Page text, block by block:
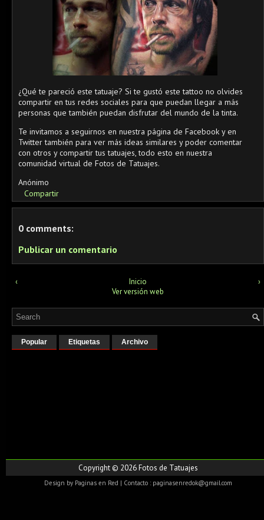
¿Qué te pareció este tatuaje? Si te gustó este tattoo no olvides
compartir en tus redes sociales para que puedan llegar a más
personas que también puedan disfrutar del mundo de la tinta.
Te invitamos a seguirnos en nuestra página de Facebook y en
Twitter también para ver más ideas similares y poder comentar
con otros y compartir tus tatuajes, todo esto en nuestra
comunidad virtual de Fotos de Tatuajes.
Anónimo
Compartir
0 comments:
Publicar un comentario
‹ ›
Inicio
Ver versión web
Popular Etiquetas Archivo
Copyright © 2026Fotos de Tatuajes
Design by Paginas en Red | Contacto : paginasenredok@gmail.com